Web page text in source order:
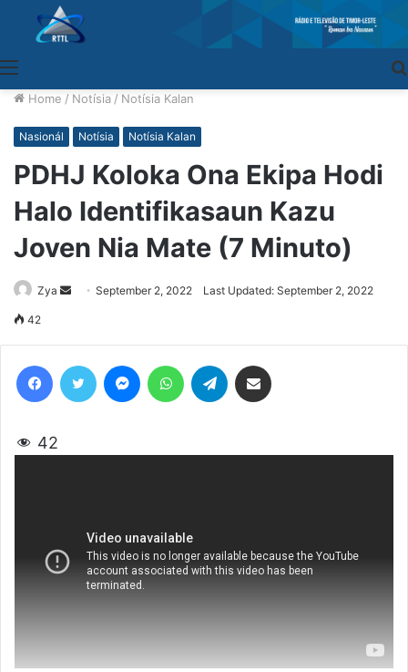
Home / Notísia / Notísia Kalan
Nasionál Notísia Notísia Kalan
PDHJ Koloka Ona Ekipa Hodi
Halo Identifikasaun Kazu
Joven Nia Mate (7 Minuto)
Zya
SendSeptember 2, 2022 Last Updated: September 2, 2022
42
42